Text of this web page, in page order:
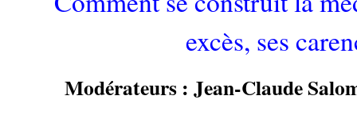
excès, ses
Modérateurs : Jean-Claude